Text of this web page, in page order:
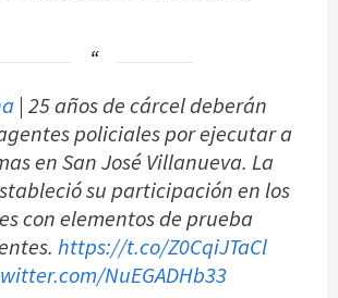
| 25 años de cárcel deberán
policiales por ejecutar a
en San José Villanueva. La
su participación en los
con elementos de prueba
https://t.co/Z0CqiJTaCl
NuEGADHb33